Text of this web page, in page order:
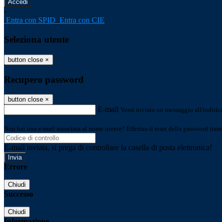
-
Entra con SPID Entra con CIE
Seleziona utente
button close ×
Recupero password
button close ×
E-mail Verrà inviato un messaggio
Non hai una e-mail associata al nome utente? Effettua il reset della password
E-mail inviata, si prega di controllare la casella di posta elettronica!
Errore
Chiudi
Successo
Chiudi